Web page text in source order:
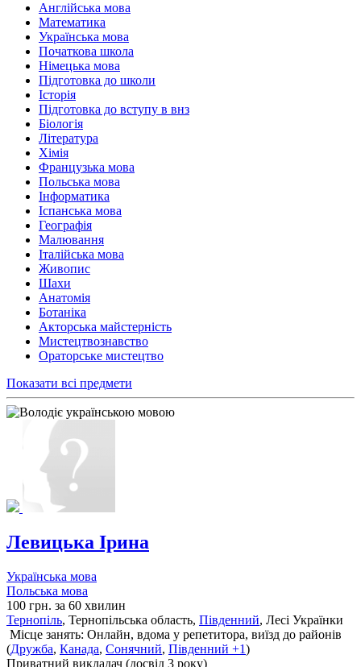
Англійська мова
Математика
Українська мова
Початкова школа
Німецька мова
Підготовка до школи
Історія
Підготовка до вступу в внз
Біологія
Література
Хімія
Французька мова
Польська мова
Інформатика
Іспанська мова
Географія
Малювання
Італійська мова
Живопис
Шахи
Анатомія
Ботаніка
Акторська майстерність
Мистецтвознавство
Ораторське мистецтво
Показати всі предмети
Левицька Ірина
Українська мова
Польська мова
100 грн. за 60 хвилин
Тернопіль, Тернопільська область, Південний, Лесі Українки
Місце занять: Онлайн, вдома у репетитора, виїзд до районів
(Дружба, Канада, Сонячний, Південний +1)
Приватний викладач (досвід 3 року)